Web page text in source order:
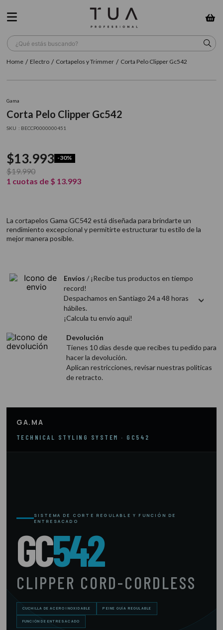
¿Qué estás buscando?
Electro Cortapelos y Trimmer Corta Pelo Clipper Gc542
Gama
Corta Pelo Clipper Gc542
: BECCP0000000451
$13.993 -30%
$19.990
1 cuotas de $ 13.993
La cortapelos Gama GC542 está diseñada para brindarte un
rendimiento excepcional y permitirte estructurar tu estilo de la
mejor manera posible.
Envíos / ¡Recibe tus productos en tiempo
record!
Despachamos en Santiago 24 a 48 horas
hábiles.
¡Calcula tu envío aquí!
Devolución
Tienes 10 días desde que recibes tu pedido para
hacer la devolución.
Aplican restricciones, revisar nuestras politicas
de retracto.
GA.MA
TECHNICAL STYLING SYSTEM · GC542
SISTEMA DE CORTE REGULABLE Y FUNCIÓN DE
ENTRESACADO
GC542
CLIPPER CORD-CORDLESS
CUCHILLA DE ACERO INOXIDABLE PEINE GUÍA REGULABLE
FUNCIÓN DE ENTRESACADO
TÉRMINOS MÁS BUSCADOS
5. cepillo
6 . gama
9. acondicionador